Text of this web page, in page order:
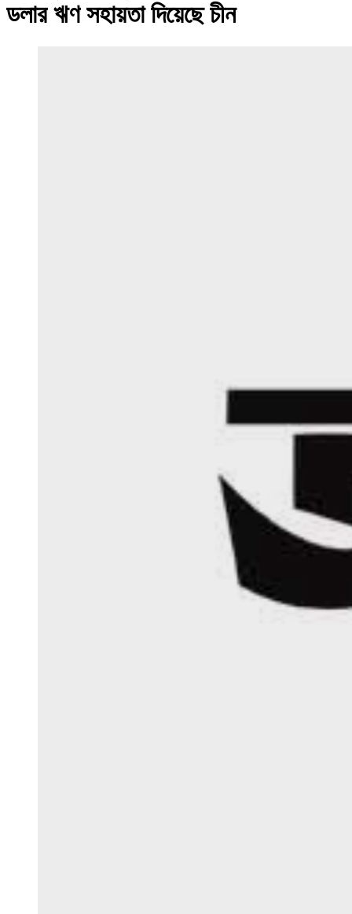
ডলার ঋণ সহায়তা দিয়েছে চীন